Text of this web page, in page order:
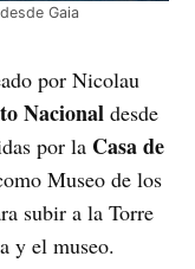
Gaia
por Nicolau
Nacionaldesde
por la Casa de
Museo de los
subir a la Torre
y el museo.